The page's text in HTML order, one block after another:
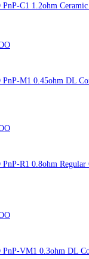
C1 1.2ohm
M1 0.45ohm DL
R1 0.8ohm
VM1 0.3ohm DL